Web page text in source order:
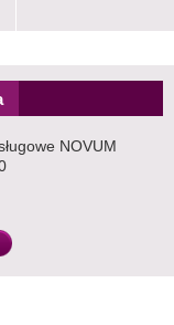
NOVUM